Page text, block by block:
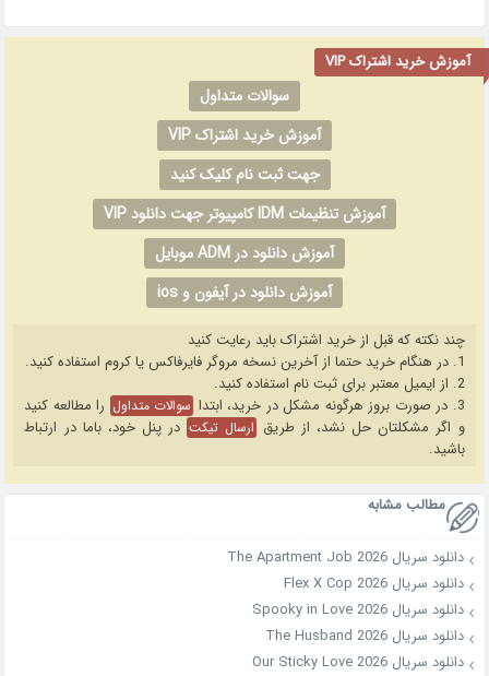
آموزش خرید اشتراک VIP
سوالات متداول
آموزش خرید اشتراک VIP
جهت ثبت نام کلیک کنید
آموزش تنظیمات IDM کامپیوتر جهت دانلود VIP
آموزش دانلود در ADM موبایل
آموزش دانلود در آیفون و ios
چند نکته که قبل از خرید اشتراک باید رعایت کنید
1. در هنگام خرید حتما از آخرین نسخه مروگر فایرفاکس یا کروم استفاده کنید.
2. از ایمیل معتبر برای ثبت نام استفاده کنید.
3. در صورت بروز هرگونه مشکل در خرید، ابتدا
سوالات متداول را مطالعه کنید
و اگر مشکلتان حل نشد، از طریق ارسال تیکت در پنل خود، باما در ارتباط
باشید.
مطالب مشابه
دانلود سریال The Apartment Job 2026
دانلود سریال Flex X Cop 2026
دانلود سریال Spooky in Love 2026
دانلود سریال The Husband 2026
دانلود سریال Our Sticky Love 2026